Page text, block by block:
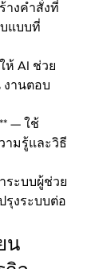
างคำสั่งที่
แบบที่
ห้ AI ช่วย
งานตอบ
— ใช้
ามรู้และวิธี
ระบบผู้ช่วย
รุงระบบต่อ
น